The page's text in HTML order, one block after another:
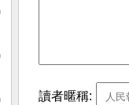
讀者暱稱: